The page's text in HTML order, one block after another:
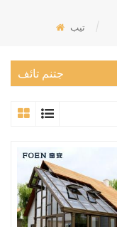
تيب /
جتنم تائف